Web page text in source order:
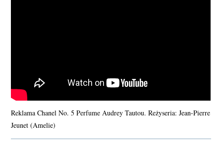
Reklama Chanel No. 5 Perfume Audrey Tautou. Reżyseria: Jean-Pierre
Jeunet (Amelie)